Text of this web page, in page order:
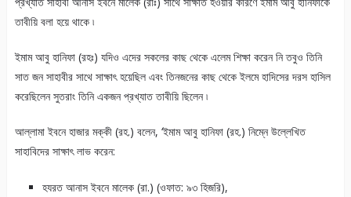
তাবীয়ি বলা হয়ে থাকে ৷
ইমাম আবু হানিফা (রহঃ) যদিও এদের সকলের কাছ থেকে এলেম শিক্ষা করেন নি তবুও তিনি
সাত জন সাহাবীর সাথে সাক্ষাৎ হয়েছিল এবং তিনজনের কাছ থেকে ইলমে হাদিসের দরস হাসিল
করেছিলেন সুতরাং তিনি একজন প্রখ্যাত তাবীয়ি ছিলেন ৷
আল্লামা ইবনে হাজার মক্কী (রহ.) বলেন, ‘ইমাম আবু হানিফা (রহ.) নিম্নে উল্লেখিত
সাহাবিদের সাক্ষাৎ লাভ করেন:
হযরত আনাস ইবনে মালেক (রা.) (ওফাত: ৯৩ হিজরি),